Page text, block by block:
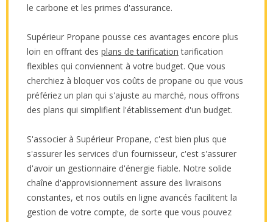
le carbone et les primes d'assurance.
Supérieur Propane pousse ces avantages encore plus
loin en offrant des plans de tarification tarification
flexibles qui conviennent à votre budget. Que vous
cherchiez à bloquer vos coûts de propane ou que vous
préfériez un plan qui s'ajuste au marché, nous offrons
des plans qui simplifient l'établissement d'un budget.
S'associer à Supérieur Propane, c'est bien plus que
s'assurer les services d'un fournisseur, c'est s'assurer
d'avoir un gestionnaire d'énergie fiable. Notre solide
chaîne d'approvisionnement assure des livraisons
constantes, et nos outils en ligne avancés facilitent la
gestion de votre compte, de sorte que vous pouvez